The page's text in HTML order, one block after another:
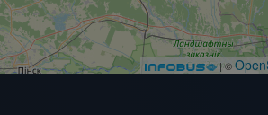
| ©